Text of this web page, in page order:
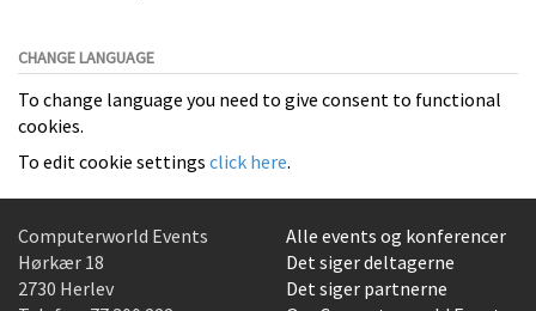
CHANGE LANGUAGE
To change language you need to give consent to functional
cookies.
To edit cookie settings click here.
Computerworld Events
Hørkær 18
2730 Herlev
Alle events og konferencer
Det siger deltagerne
Det siger partnerne